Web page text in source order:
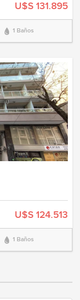
U$S 131.895
1 Baños
U$S 124.513
1 Baños